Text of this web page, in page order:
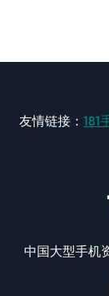
友情链接： 181
中国大型手机